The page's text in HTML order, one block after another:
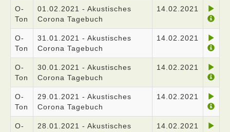
O-
Ton
01.02.2021 - Akustisches
Corona Tagebuch
14.02.2021
O-
Ton
31.01.2021 - Akustisches
Corona Tagebuch
14.02.2021
O-
Ton
30.01.2021 - Akustisches
Corona Tagebuch
14.02.2021
O-
Ton
29.01.2021 - Akustisches
Corona Tagebuch
14.02.2021
O- 28.01.2021 - Akustisches 14.02.2021